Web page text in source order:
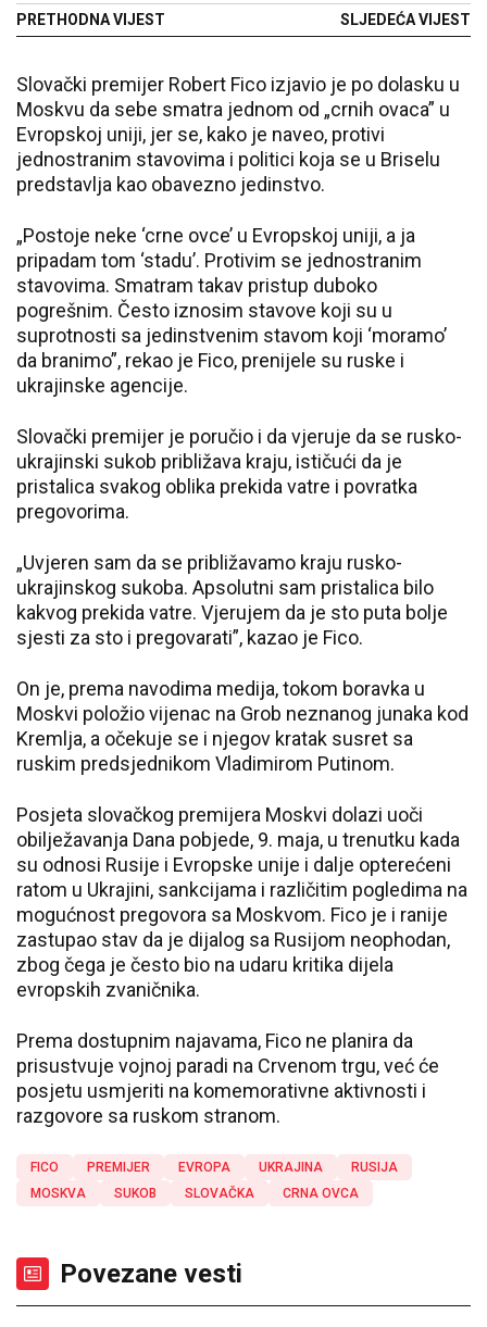
PRETHODNA VIJEST SLJEDEĆA VIJEST
Slovački premijer Robert Fico izjavio je po dolasku u
Moskvu da sebe smatra jednom od „crnih ovaca” u
Evropskoj uniji, jer se, kako je naveo, protivi
jednostranim stavovima i politici koja se u Briselu
predstavlja kao obavezno jedinstvo.
„Postoje neke ‘crne ovce’ u Evropskoj uniji, a ja
pripadam tom ‘stadu’. Protivim se jednostranim
stavovima. Smatram takav pristup duboko
pogrešnim. Često iznosim stavove koji su u
suprotnosti sa jedinstvenim stavom koji ‘moramo’
da branimo”, rekao je Fico, prenijele su ruske i
ukrajinske agencije.
Slovački premijer je poručio i da vjeruje da se rusko-
ukrajinski sukob približava kraju, ističući da je
pristalica svakog oblika prekida vatre i povratka
pregovorima.
„Uvjeren sam da se približavamo kraju rusko-
ukrajinskog sukoba. Apsolutni sam pristalica bilo
kakvog prekida vatre. Vjerujem da je sto puta bolje
sjesti za sto i pregovarati”, kazao je Fico.
On je, prema navodima medija, tokom boravka u
Moskvi položio vijenac na Grob neznanog junaka kod
Kremlja, a očekuje se i njegov kratak susret sa
ruskim predsjednikom Vladimirom Putinom.
Posjeta slovačkog premijera Moskvi dolazi uoči
obilježavanja Dana pobjede, 9. maja, u trenutku kada
su odnosi Rusije i Evropske unije i dalje opterećeni
ratom u Ukrajini, sankcijama i različitim pogledima na
mogućnost pregovora sa Moskvom. Fico je i ranije
zastupao stav da je dijalog sa Rusijom neophodan,
zbog čega je često bio na udaru kritika dijela
evropskih zvaničnika.
Prema dostupnim najavama, Fico ne planira da
prisustvuje vojnoj paradi na Crvenom trgu, već će
posjetu usmjeriti na komemorativne aktivnosti i
razgovore sa ruskom stranom.
FICO PREMIJER EVROPA UKRAJINA
RUSIJA
MOSKVA
SUKOB SLOVAČKA CRNA OVCA
Povezane vesti